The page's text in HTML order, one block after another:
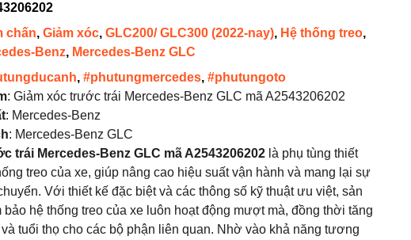
chấn, Giảm xóc, GLC200/ GLC300 (2022-nay), Hệ thống treo,
Benz, Mercedes-Benz GLC
, #phutungmercedes, #phutungoto
: Giảm xóc trước trái Mercedes-Benz GLC mã A2543206202
: Mercedes-Benz
: Mercedes-Benz GLC
trái Mercedes-Benz GLC mã A2543206202 là phụ tùng thiết
treo của xe, giúp nâng cao hiệu suất vận hành và mang lại sự
Với thiết kế đặc biệt và các thông số kỹ thuật ưu việt, sản
bảo hệ thống treo của xe luôn hoạt động mượt mà, đồng thời tăng
tuổi thọ cho các bộ phận liên quan. Nhờ vào khả năng tương